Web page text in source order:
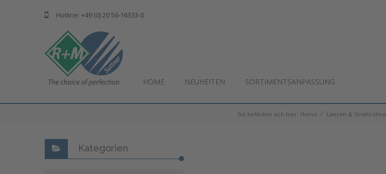
Hotline: +49 (0) 20 56-16333-0
HOME NEUHEITEN SORTIMENTSANPASSUNG
Sie befinden sich hier: Home ⁄ Lanzen & Strahlrohre
Kategorien